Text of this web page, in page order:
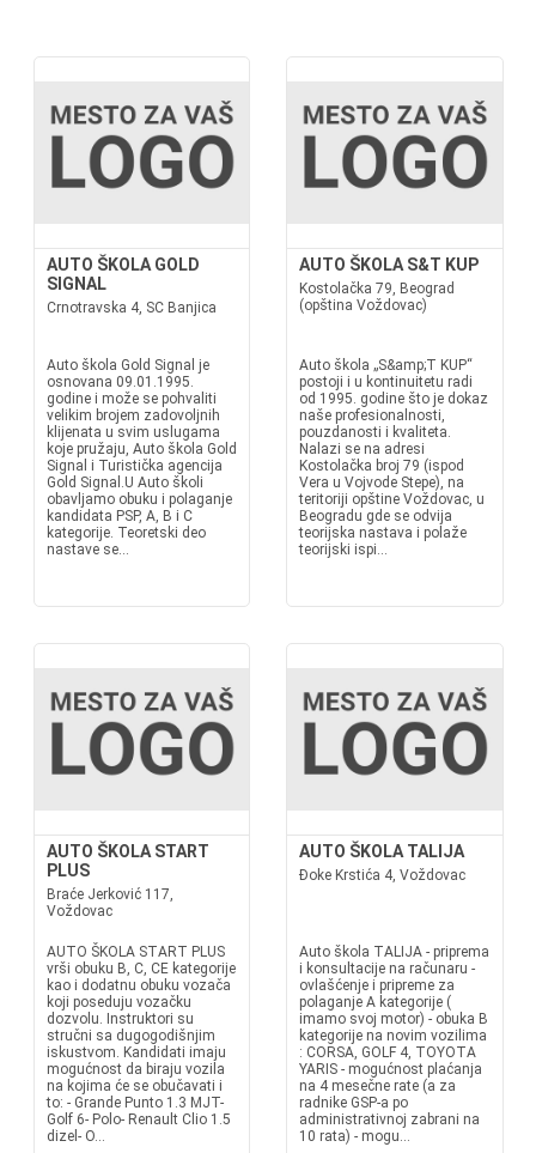
AUTO ŠKOLA GOLD
SIGNAL
Crnotravska 4, SC Banjica
Auto škola Gold Signal je
osnovana 09.01.1995.
godine i može se pohvaliti
velikim brojem zadovoljnih
klijenata u svim uslugama
koje pružaju, Auto škola Gold
Signal i Turistička agencija
Gold Signal.U Auto školi
obavljamo obuku i polaganje
kandidata PSP, A, B i C
kategorije. Teoretski deo
nastave se...
AUTO ŠKOLA S&T KUP
Kostolačka 79, Beograd
(opština Voždovac)
Auto škola „S&amp;T KUP“
postoji i u kontinuitetu radi
od 1995. godine što je dokaz
naše profesionalnosti,
pouzdanosti i kvaliteta.
Nalazi se na adresi
Kostolačka broj 79 (ispod
Vera u Vojvode Stepe), na
teritoriji opštine Voždovac, u
Beogradu gde se odvija
teorijska nastava i polaže
teorijski ispi...
AUTO ŠKOLA START
PLUS
Braće Jerković 117,
Voždovac
AUTO ŠKOLA START PLUS
vrši obuku B, C, CE kategorije
kao i dodatnu obuku vozača
koji poseduju vozačku
dozvolu. Instruktori su
stručni sa dugogodišnjim
iskustvom. Kandidati imaju
mogućnost da biraju vozila
na kojima će se obučavati i
to: - Grande Punto 1.3 MJT-
Golf 6- Polo- Renault Clio 1.5
dizel- O...
AUTO ŠKOLA TALIJA
Đoke Krstića 4, Voždovac
Auto škola TALIJA - priprema
i konsultacije na računaru -
ovlašćenje i pripreme za
polaganje A kategorije (
imamo svoj motor) - obuka B
kategorije na novim vozilima
: CORSA, GOLF 4, TOYOTA
YARIS - mogućnost plaćanja
na 4 mesečne rate (a za
radnike GSP-a po
administrativnoj zabrani na
10 rata) - mogu...